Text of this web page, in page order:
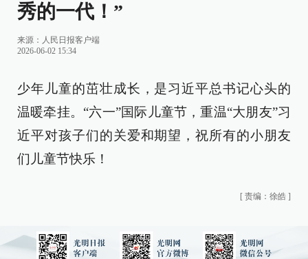
秀的一代！”
来源： 人民日报客户端
2026-06-02 15:34
少年儿童的茁壮成长，是习近平总书记心头的
温暖牵挂。“六一”国际儿童节，重温“大朋友”习
近平对孩子们的关爱和期望，祝所有的小朋友
们儿童节快乐！
[ 责编：徐皓 ]